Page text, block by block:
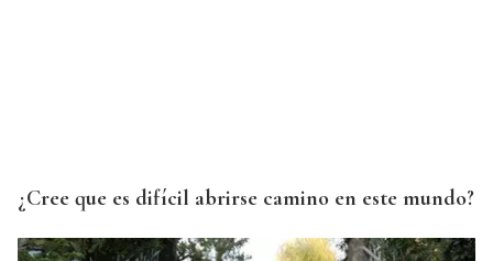
¿Cree que es difícil abrirse camino en este mundo?